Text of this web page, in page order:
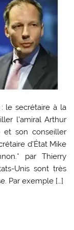
le secrétaire à la
l’amiral Arthur
et son conseiller
d’État Mike
par Thierry
Unis sont très
Par exemple […]